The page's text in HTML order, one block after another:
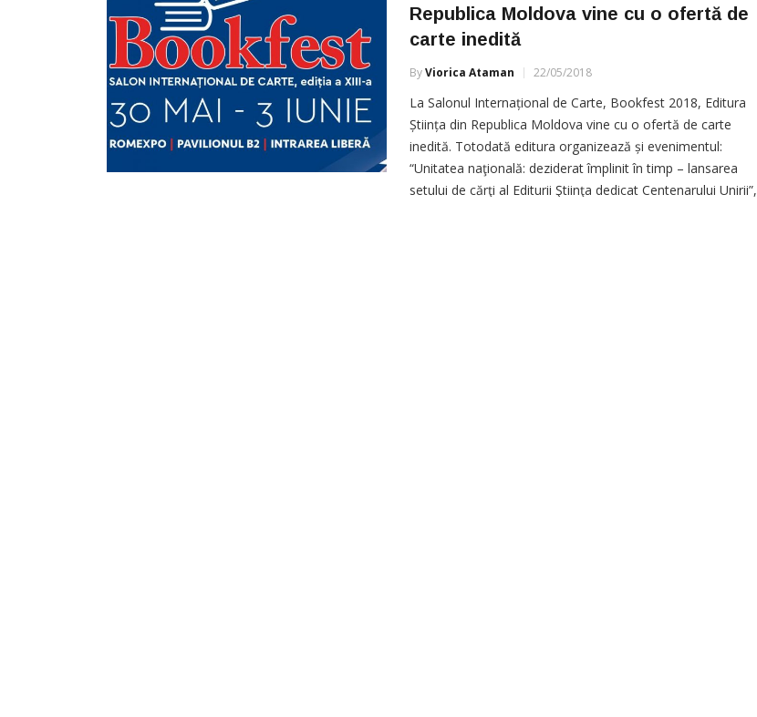
Republica Moldova vine cu o ofertă de
carte inedită
ByViorica Ataman 22/05/2018
La Salonul Internațional de Carte, Bookfest 2018, Editura
Știința din Republica Moldova vine cu o ofertă de carte
inedită. Totodată editura organizează și evenimentul:
“Unitatea naţională: deziderat împlinit în timp – lansarea
setului de cărţi al Editurii Ştiinţa dedicat Centenarului Unirii”,